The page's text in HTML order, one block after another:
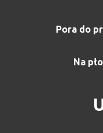
Pora do
Na